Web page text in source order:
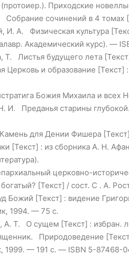
Приходские
Собрание сочинений в 4 томах
И. А. Физическая культура
Академический курс). —
Т. Листья будущего лета
Церковь и образование
Божия Михаила и всех
И. Преданья старины
для Дении Фишера
[Текст] : из сборника А. Н.
церковно-
богатый? [Текст] / сост. С . А.
Божий [Текст] : видение
1994. — 75 с.
А. Т. О сущем [Текст] : избран.
Природоведение
— 191 с. — ISBN 5-87468-